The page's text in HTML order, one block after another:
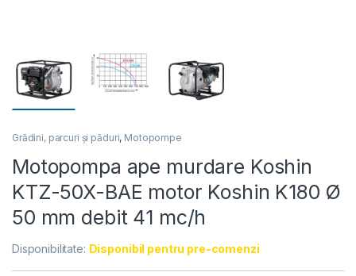
Grădini, parcuri și păduri, Motopompe
Motopompa ape murdare Koshin
KTZ-50X-BAE motor Koshin K180 Ø
50 mm debit 41 mc/h
Disponibilitate: Disponibil pentru pre-comenzi